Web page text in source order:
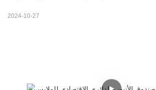
2024-10-27